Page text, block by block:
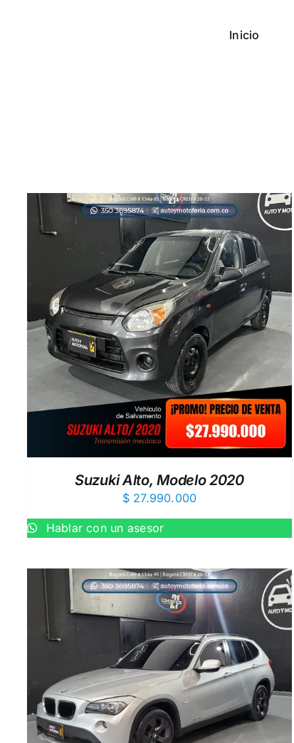
Inicio
Suzuki Alto, Modelo 2020
$27.990.000
Hablar con un asesor
AÑADIR AL CARRITO / QUICK VIEW
AÑADIR AL CARRITO QUICK VIEW